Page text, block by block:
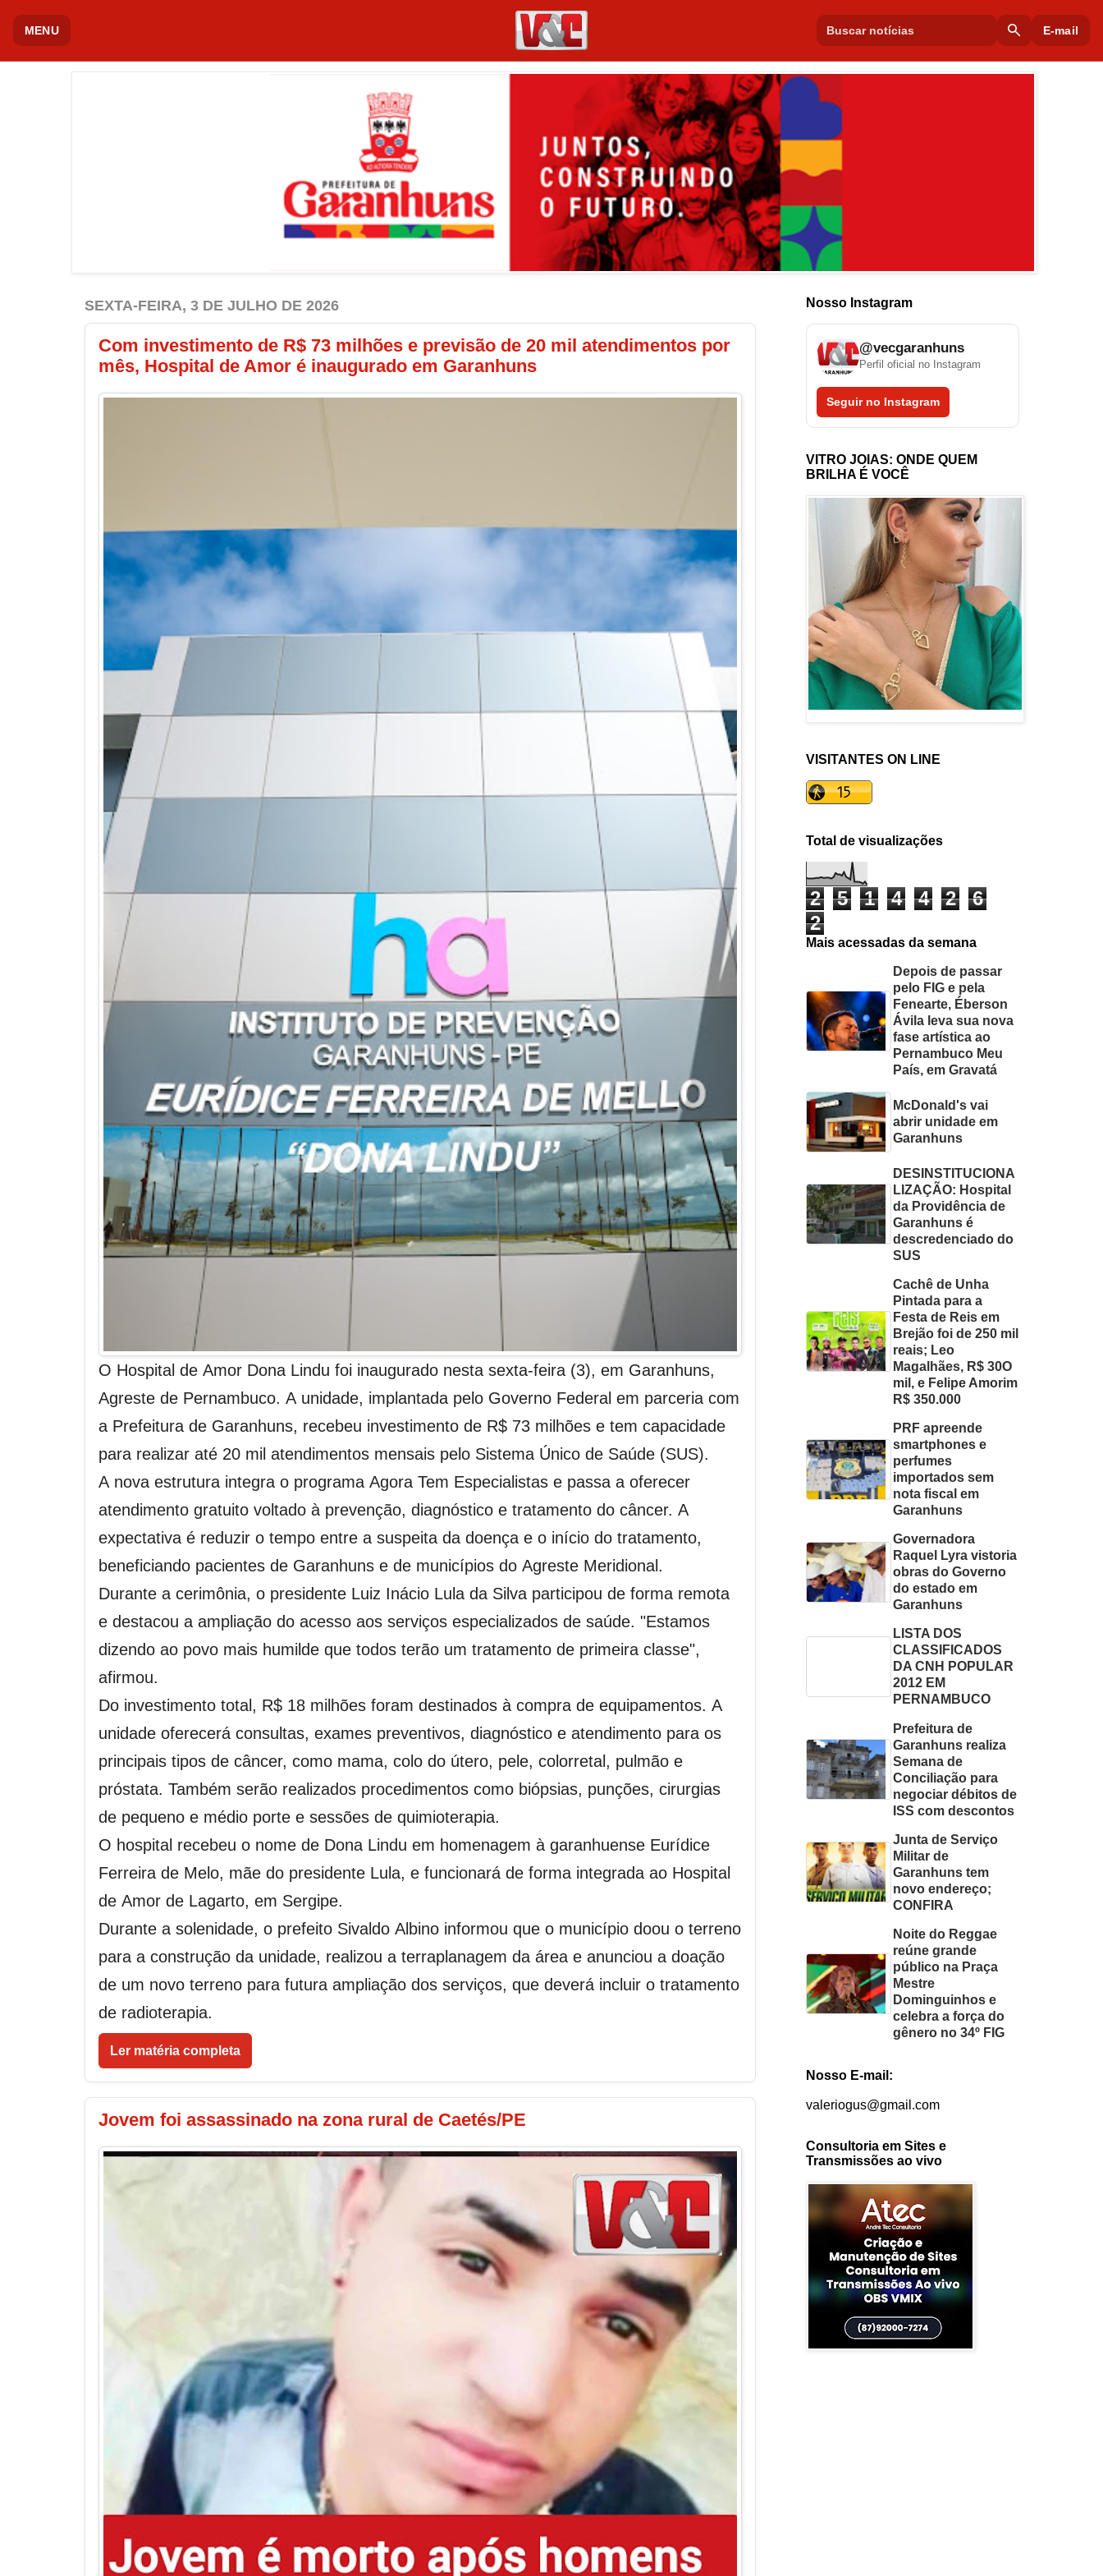
MENU search E-mail
SEXTA-FEIRA, 3 DE JULHO DE 2026
Com investimento de R$ 73 milhões e previsão de 20 mil atendimentos por
mês, Hospital de Amor é inaugurado em Garanhuns
O Hospital de Amor Dona Lindu foi inaugurado nesta sexta-feira (3), em Garanhuns,
Agreste de Pernambuco. A unidade, implantada pelo Governo Federal em parceria com
a Prefeitura de Garanhuns, recebeu investimento de R$ 73 milhões e tem capacidade
para realizar até 20 mil atendimentos mensais pelo Sistema Único de Saúde (SUS).
A nova estrutura integra o programa Agora Tem Especialistas e passa a oferecer
atendimento gratuito voltado à prevenção, diagnóstico e tratamento do câncer. A
expectativa é reduzir o tempo entre a suspeita da doença e o início do tratamento,
beneficiando pacientes de Garanhuns e de municípios do Agreste Meridional.
Durante a cerimônia, o presidente Luiz Inácio Lula da Silva participou de forma remota
e destacou a ampliação do acesso aos serviços especializados de saúde. "Estamos
dizendo ao povo mais humilde que todos terão um tratamento de primeira classe",
afirmou.
Do investimento total, R$ 18 milhões foram destinados à compra de equipamentos. A
unidade oferecerá consultas, exames preventivos, diagnóstico e atendimento para os
principais tipos de câncer, como mama, colo do útero, pele, colorretal, pulmão e
próstata. Também serão realizados procedimentos como biópsias, punções, cirurgias
de pequeno e médio porte e sessões de quimioterapia.
O hospital recebeu o nome de Dona Lindu em homenagem à garanhuense Eurídice
Ferreira de Melo, mãe do presidente Lula, e funcionará de forma integrada ao Hospital
de Amor de Lagarto, em Sergipe.
Durante a solenidade, o prefeito Sivaldo Albino informou que o município doou o terreno
para a construção da unidade, realizou a terraplanagem da área e anunciou a doação
de um novo terreno para futura ampliação dos serviços, que deverá incluir o tratamento
de radioterapia.
Ler matéria completa
Jovem foi assassinado na zona rural de Caetés/PE
Nosso Instagram
@vecgaranhuns
Perfil oficial no Instagram
Seguir no Instagram
VITRO JOIAS: ONDE QUEM
BRILHA É VOCÊ
VISITANTES ON LINE
Total de visualizações
2 5 1 4 4 2
6
2
Mais acessadas da semana
Depois de passar
pelo FIG e pela
Fenearte, Éberson
Ávila leva sua nova
fase artística ao
Pernambuco Meu
País, em Gravatá
McDonald's vai
abrir unidade em
Garanhuns
DESINSTITUCIONA
LIZAÇÃO: Hospital
da Providência de
Garanhuns é
descredenciado do
SUS
Cachê de Unha
Pintada para a
Festa de Reis em
Brejão foi de 250 mil
reais; Leo
Magalhães, R$ 30O
mil, e Felipe Amorim
R$ 350.000
PRF apreende
smartphones e
perfumes
importados sem
nota fiscal em
Garanhuns
Governadora
Raquel Lyra vistoria
obras do Governo
do estado em
Garanhuns
LISTA DOS
CLASSIFICADOS
DA CNH POPULAR
2012 EM
PERNAMBUCO
Prefeitura de
Garanhuns realiza
Semana de
Conciliação para
negociar débitos de
ISS com descontos
Junta de Serviço
Militar de
Garanhuns tem
novo endereço;
CONFIRA
Noite do Reggae
reúne grande
público na Praça
Mestre
Dominguinhos e
celebra a força do
gênero no 34º FIG
Nosso E-mail:
valeriogus@gmail.com
Consultoria em Sites e
Transmissões ao vivo